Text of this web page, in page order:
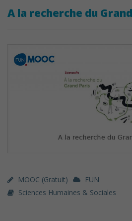
A la recherche du
MOOC (gratuit)
FUN
Sciences Humaines & Sociales